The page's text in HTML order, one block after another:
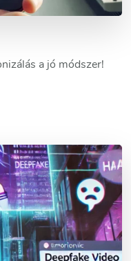
a jó módszer!